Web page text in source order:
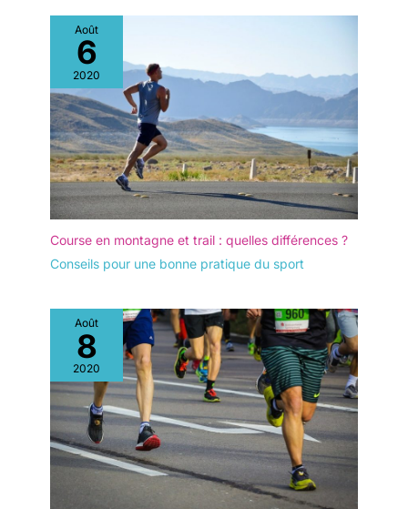
Août
6
2020
Course en montagne et trail : quelles différences ?
Conseils pour une bonne pratique du sport
Août
8
2020